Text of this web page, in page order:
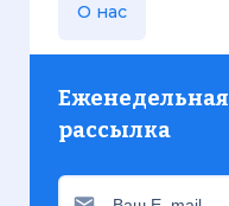
О нас
Еженедельная
рассылка